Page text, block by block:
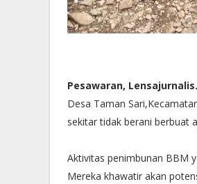
Pesawaran,
Desa Taman
sekitar tidak berani berbuat
Aktivitas penimbunan BBM
Mereka khawatir akan